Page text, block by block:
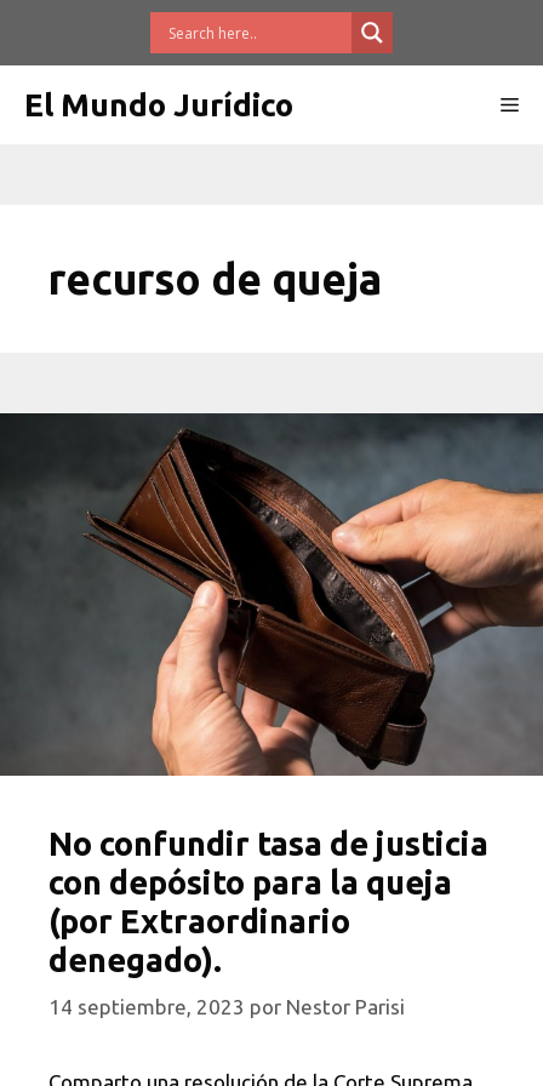
El Mundo Jurídico
recurso de queja
No confundir tasa de justicia
con depósito para la queja
(por Extraordinario
denegado).
14 septiembre, 2023 por Nestor Parisi